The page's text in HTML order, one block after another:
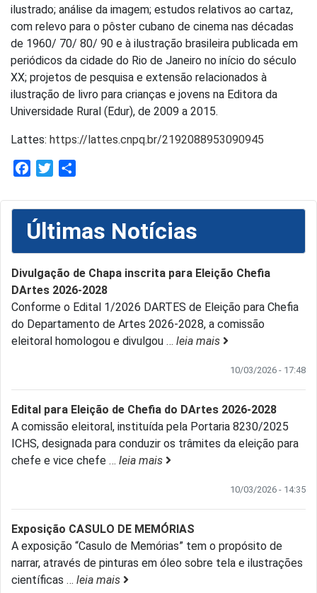
ilustrado; análise da imagem; estudos relativos ao cartaz,
com relevo para o pôster cubano de cinema nas décadas
de 1960/ 70/ 80/ 90 e à ilustração brasileira publicada em
periódicos da cidade do Rio de Janeiro no início do século
XX; projetos de pesquisa e extensão relacionados à
ilustração de livro para crianças e jovens na Editora da
Universidade Rural (Edur), de 2009 a 2015.
Lattes: https://lattes.cnpq.br/2192088953090945
FacebookTwitter
Últimas Notícias
Divulgação de Chapa inscrita para Eleição Chefia
DArtes 2026-2028
Conforme o Edital 1/2026 DARTES de Eleição para Chefia
do Departamento de Artes 2026-2028, a comissão
eleitoral homologou e divulgou … leia mais
10/03/2026 - 17:48
Edital para Eleição de Chefia do DArtes 2026-2028
A comissão eleitoral, instituída pela Portaria 8230/2025
ICHS, designada para conduzir os trâmites da eleição para
chefe e vice chefe … leia mais
10/03/2026 - 14:35
Exposição CASULO DE MEMÓRIAS
A exposição “Casulo de Memórias” tem o propósito de
narrar, através de pinturas em óleo sobre tela e ilustrações
científicas … leia mais